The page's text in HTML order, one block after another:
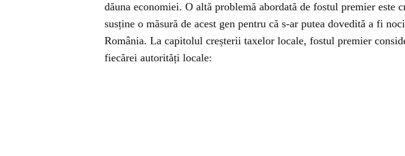
dăuna economiei. O altă problemă abordată de fostul premier este
susține o măsură de acest gen pentru că s-ar putea dovedită a fi
România. La capitolul creșterii taxelor locale, fostul premier
fiecărei autorități locale: